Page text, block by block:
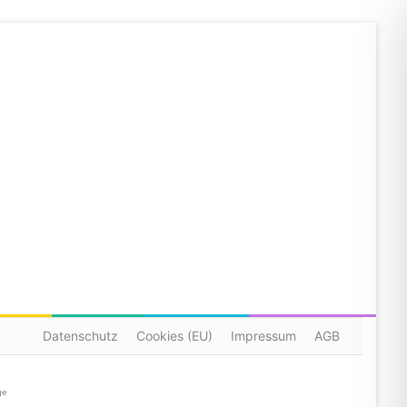
Datenschutz Cookies (EU) Impressum AGB